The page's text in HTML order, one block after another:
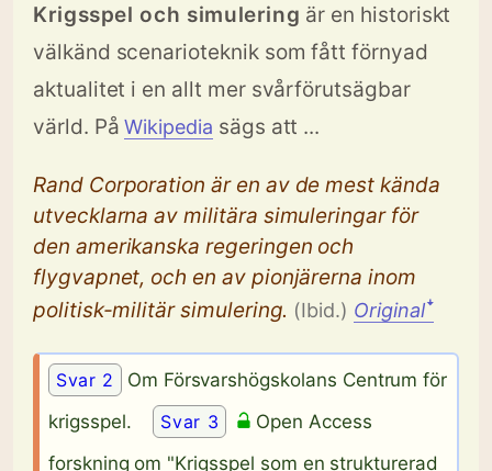
Krigsspel och simulering är en historiskt
välkänd scenarioteknik som fått förnyad
aktualitet i en allt mer svårförutsägbar
värld. PåWikipedia sägs att ...
Rand Corporation är en av de mest kända
utvecklarna av militära simuleringar för
den amerikanska regeringen och
flygvapnet, och en av pionjärerna inom
politisk-militär simulering. (Ibid.) Originalꜜ
Svar 2
Om Försvarshögskolans Centrum för
krigsspel.
Svar 3
Open Access
forskning om "Krigsspel som en strukturerad